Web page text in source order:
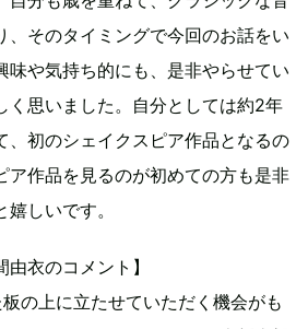
、そのタイミングで今回のお話をい
味や気持ち的にも、是非やらせてい
く思いました。自分としては約2年
、初のシェイクスピア作品となるの
ア作品を見るのが初めての方も是非
しいです。
由衣のコメント】
の上に立たせていただく機会がも